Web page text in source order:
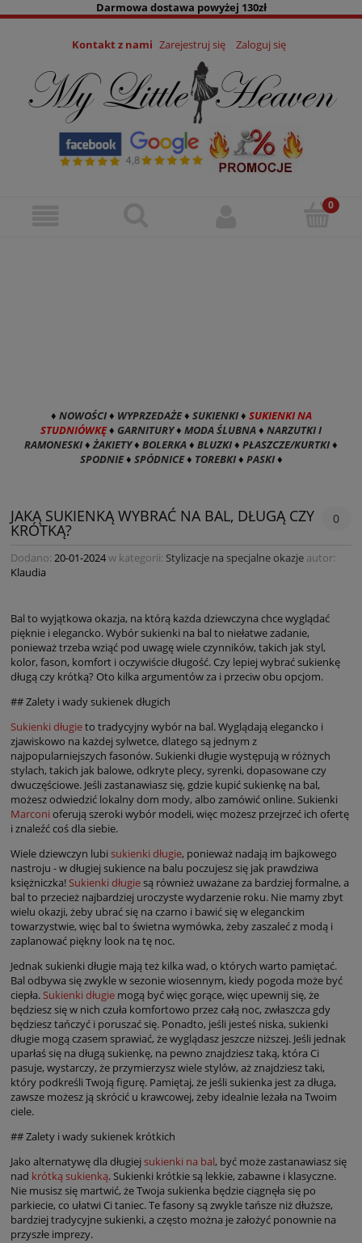
Darmowa dostawa powyżej 130zł
Kontakt z nami Zarejestruj się Zaloguj się
♦ NOWOŚCI♦ WYPRZEDAŻE♦ SUKIENKI♦ SUKIENKI NA
STUDNIÓWKĘ♦ GARNITURY♦ MODA ŚLUBNA♦ NARZUTKI I
RAMONESKI♦ŻAKIETY♦ BOLERKA♦ BLUZKI♦ PŁASZCZE/KURTKI♦
SPODNIE♦ SPÓDNICE♦ TOREBKI♦ PASKI♦
JAKĄ SUKIENKĄ WYBRAĆ NA BAL, DŁUGĄ CZY
KRÓTKĄ?
0
Dodano: 20-01-2024w kategorii: Stylizacje na specjalne okazje autor:
Klaudia
Bal to wyjątkowa okazja, na którą każda dziewczyna chce wyglądać
pięknie i elegancko. Wybór sukienki na bal to niełatwe zadanie,
ponieważ trzeba wziąć pod uwagę wiele czynników, takich jak styl,
kolor, fason, komfort i oczywiście długość. Czy lepiej wybrać sukienkę
długą czy krótką? Oto kilka argumentów za i przeciw obu opcjom.
## Zalety i wady sukienek długich
Sukienki długieto tradycyjny wybór na bal. Wyglądają elegancko i
zjawiskowo na każdej sylwetce, dlatego są jednym z
najpopularniejszych fasonów. Sukienki długie występują w różnych
stylach, takich jak balowe, odkryte plecy, syrenki, dopasowane czy
dwuczęściowe. Jeśli zastanawiasz się, gdzie kupić sukienkę na bal,
możesz odwiedzić lokalny dom mody, albo zamówić online. Sukienki
Marconi oferują szeroki wybór modeli, więc możesz przejrzeć ich ofertę
i znaleźć coś dla siebie.
Wiele dziewczyn lubi sukienki długie, ponieważ nadają im bajkowego
nastroju - w długiej sukience na balu poczujesz się jak prawdziwa
księżniczka! Sukienki długiesą również uważane za bardziej formalne, a
bal to przecież najbardziej uroczyste wydarzenie roku. Nie mamy zbyt
wielu okazji, żeby ubrać się na czarno i bawić się w eleganckim
towarzystwie, więc bal to świetna wymówka, żeby zaszaleć z modą i
zaplanować piękny look na tę noc.
Jednak sukienki długie mają też kilka wad, o których warto pamiętać.
Bal odbywa się zwykle w sezonie wiosennym, kiedy pogoda może być
ciepła. Sukienki długie mogą być więc gorące, więc upewnij się, że
będziesz się w nich czuła komfortowo przez całą noc, zwłaszcza gdy
będziesz tańczyć i poruszać się. Ponadto, jeśli jesteś niska, sukienki
długie mogą czasem sprawiać, że wyglądasz jeszcze niższej. Jeśli jednak
uparłaś się na długą sukienkę, na pewno znajdziesz taką, która Ci
pasuje, wystarczy, że przymierzysz wiele stylów, aż znajdziesz taki,
który podkreśli Twoją figurę. Pamiętaj, że jeśli sukienka jest za długa,
zawsze możesz ją skrócić u krawcowej, żeby idealnie leżała na Twoim
ciele.
## Zalety i wady sukienek krótkich
Jako alternatywę dla długiej sukienki na bal, być może zastanawiasz się
nad krótką sukienką. Sukienki krótkie są lekkie, zabawne i klasyczne.
Nie musisz się martwić, że Twoja sukienka będzie ciągnęła się po
parkiecie, co ułatwi Ci taniec. Te fasony są zwykle tańsze niż dłuższe,
bardziej tradycyjne sukienki, a często można je założyć ponownie na
przyszłe imprezy.